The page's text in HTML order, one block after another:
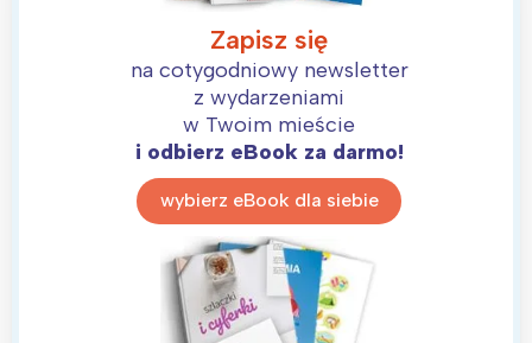
Zapisz się
na cotygodniowy newsletter
z wydarzeniami
w Twoim mieście
i odbierz eBook za darmo!
wybierz eBook dla siebie